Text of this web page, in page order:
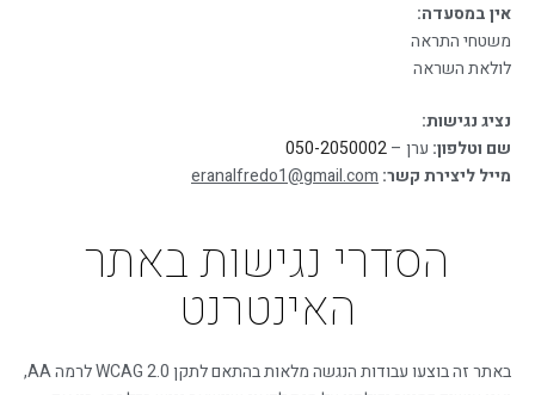
אין במסעדה:
משטחי התראה
לולאת השראה
נציג נגישות:
שם וטלפון: ערן –050-2050002
מייל ליצירת קשר: eranalfredo1@gmail.com
הסדרי נגישות באתר
האינטרנט
באתר זה בוצעו עבודות הנגשה מלאות בהתאם לתקן WCAG 2.0 לרמה AA,